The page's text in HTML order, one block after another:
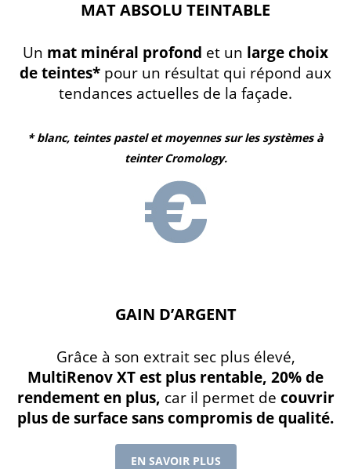
MAT ABSOLU TEINTABLE
Un mat minéral profond et un large choix
de teintes* pour un résultat qui répond aux
tendances actuelles de la façade.
* blanc, teintes pastel et moyennes sur les systèmes à
teinter Cromology.
GAIN D’ARGENT
Grâce à son extrait sec plus élevé,
MultiRenov XT est plus rentable, 20% de
rendement en plus, car il permet de couvrir
plus de surface sans compromis de qualité.
EN SAVOIR PLUS